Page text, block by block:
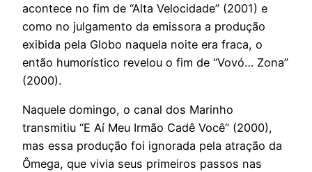
acontece no fim de “Alta Velocidade” (2001) e
como no julgamento da emissora a produção
exibida pela Globo naquela noite era fraca, o
então humorístico revelou o fim de “Vovó… Zona”
(2000).
Naquele domingo, o canal dos Marinho
transmitiu “E Aí Meu Irmão Cadê Você” (2000),
mas essa produção foi ignorada pela atração da
Ômega, que vivia seus primeiros passos nas